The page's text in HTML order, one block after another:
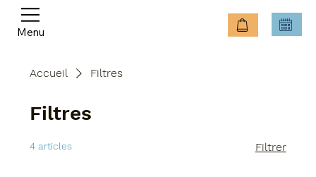
Menu
Accueil Filtres
Filtres
4 articles Filtrer